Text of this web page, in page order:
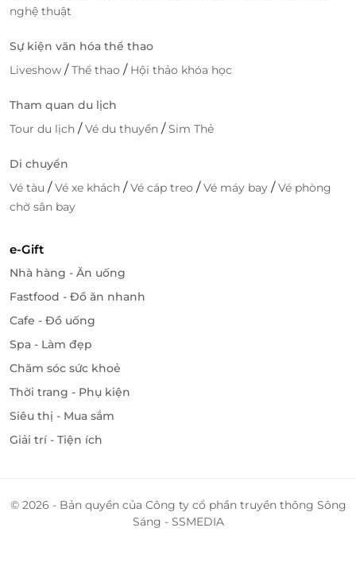
cao như massage trị liệu cổ vai gáy,Ôn dưỡng tử
sinh hay các dịch vụ thư giãn khác. Đây là cơ hội
tuyệt vời để chăm sóc sức khỏe và thư giãn mà
sức khoẻ giá ưu đãi bạn nhé!
nghệ thuật
Sự kiện văn hóa thể thao
Liveshow /Thể thao / Hội thảo khóa học
Tham quan du lịch
Tour du lịch /Vé du thuyền /Sim Thẻ
Di chuyển
Vé tàu /Vé xe khách /Vé cáp treo /Vé máy bay /Vé phòng
chờ sân bay
e-Gift
Nhà hàng - Ăn uống
Fastfood - Đồ ăn nhanh
Cafe - Đồ uống
Spa - Làm đẹp
Chăm sóc sức khoẻ
Thời trang - Phụ kiện
Siêu thị - Mua sắm
Giải trí - Tiện ích
© 2026 - Bản quyền của Công ty cổ phần truyền thông Sông
Sáng - SSMEDIA